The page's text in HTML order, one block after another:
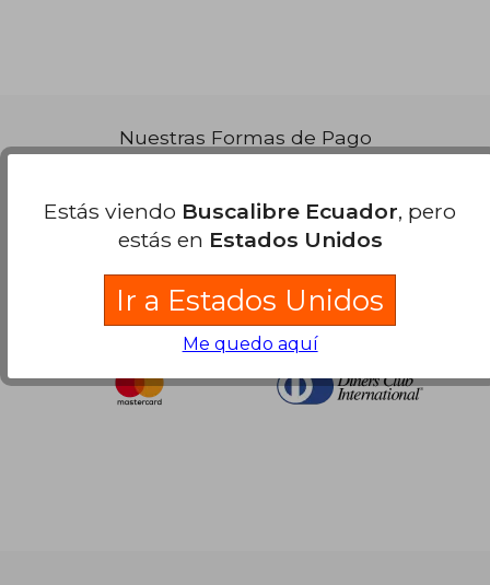
Nuestras Formas de Pago
Estás viendo Buscalibre Ecuador, pero
estás en Estados Unidos
Ir a Estados Unidos
Me quedo aquí